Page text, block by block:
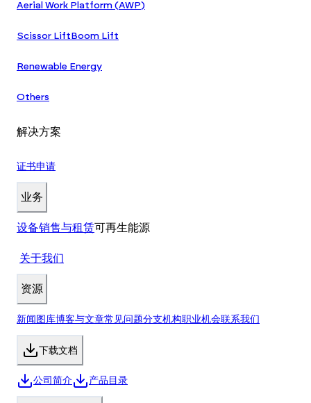
Aerial Work Platform (AWP)
Scissor Lift Boom Lift
Renewable Energy
Others
解决方案
证书申请
业务
设备销售与租赁可再生能源
关于我们
资源
新闻 图库博客与文章常见问题分支机构职业机会联系我们
下载文档
公司简介 产品目录